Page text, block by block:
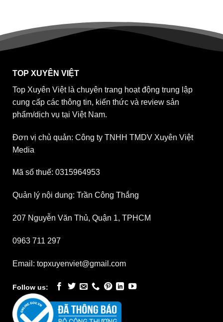
TOP XUYÊN VIỆT
Top Xuyên Việt là chuyên trang hoạt động trung lập
cung cấp các thông tin, kiến thức và review sản
phẩm/dịch vụ tại Việt Nam.
Đơn vị chủ quản: Công ty TNHH TMDV Xuyên Việt
Media
Mã số thuế: 0315964953
Quản lý nội dung: Trần Công Thắng
207 Nguyễn Văn Thủ, Quận 1, TPHCM
0963 711 297
Email: topxuyenviet@gmail.com
Follow us: